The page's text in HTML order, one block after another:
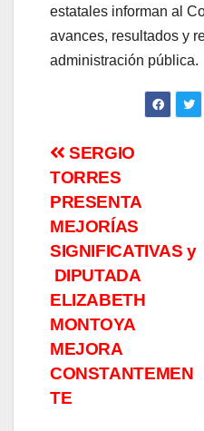
estatales informan al
avances, resultados y
administración pública.
Navegación
de
entradas
SERGIO
TORRES
PRESENTA
MEJORÍAS
SIGNIFICATIVAS y
DIPUTADA
ELIZABETH
MONTOYA
MEJORA
CONSTANTEMEN
TE